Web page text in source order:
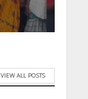
VIEW ALL POSTS